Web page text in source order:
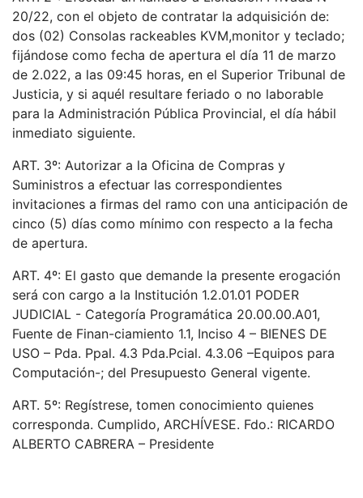
20/22, con el objeto de contratar la adquisición de:
dos (02) Consolas rackeables KVM,monitor y teclado;
fijándose como fecha de apertura el día 11 de marzo
de 2.022, a las 09:45 horas, en el Superior Tribunal de
Justicia, y si aquél resultare feriado o no laborable
para la Administración Pública Provincial, el día hábil
inmediato siguiente.
ART. 3º: Autorizar a la Oficina de Compras y
Suministros a efectuar las correspondientes
invitaciones a firmas del ramo con una anticipación de
cinco (5) días como mínimo con respecto a la fecha
de apertura.
ART. 4º: El gasto que demande la presente erogación
será con cargo a la Institución 1.2.01.01 PODER
JUDICIAL - Categoría Programática 20.00.00.A01,
Fuente de Finan-ciamiento 1.1, Inciso 4 – BIENES DE
USO – Pda. Ppal. 4.3 Pda.Pcial. 4.3.06 –Equipos para
Computación-; del Presupuesto General vigente.
ART. 5º: Regístrese, tomen conocimiento quienes
corresponda. Cumplido, ARCHÍVESE. Fdo.: RICARDO
ALBERTO CABRERA – Presidente